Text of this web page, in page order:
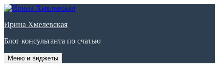
Перейти
содержимому
Ирина Хмелевская
Блог консультанта по счатью
Меню и виджеты